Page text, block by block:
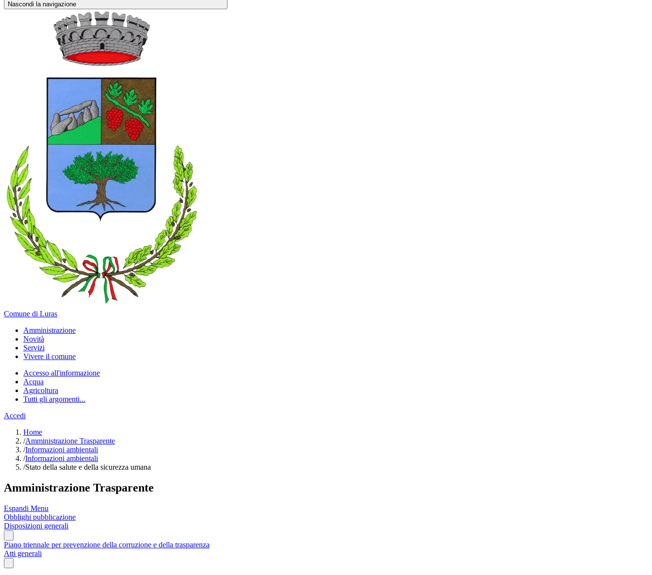
Nascondi la navigazione
Comune di Luras
Amministrazione
Novità
Servizi
Vivere il comune
Accesso all'informazione
Acqua
Agricoltura
Tutti gli argomenti...
Accedi
Home
/Amministrazione Trasparente
/Informazioni ambientali
/Informazioni ambientali
/Stato della salute e della sicurezza umana
Amministrazione Trasparente
Espandi Menu
Obblighi pubblicazione
Disposizioni generali
Piano triennale per prevenzione della corruzione e della trasparenza
Atti generali